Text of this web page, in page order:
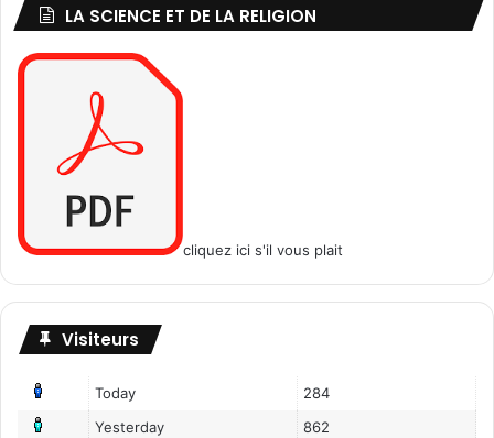
LA SCIENCE ET DE LA RELIGION
cliquez ici s'il vous plait
Visiteurs
Today
284
Yesterday
862